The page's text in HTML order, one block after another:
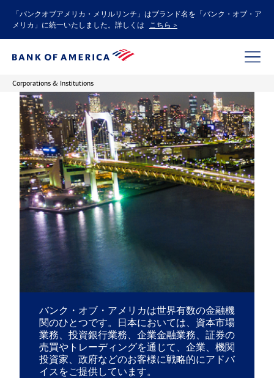
「バンクオブアメリカ・メリルリンチ」はブランド名を「バンク・オブ・ア
メリカ」に統一いたしました。詳しくは
こちら >
Corporations & Institutions
バンク・オブ・アメリカは世界有数の金融機
関のひとつです。日本においては、資本市場
業務、投資銀行業務、企業金融業務、証券の
売買やトレーディングを通じて、企業、機関
投資家、政府などのお客様に戦略的にアドバ
イスをご提供しています。